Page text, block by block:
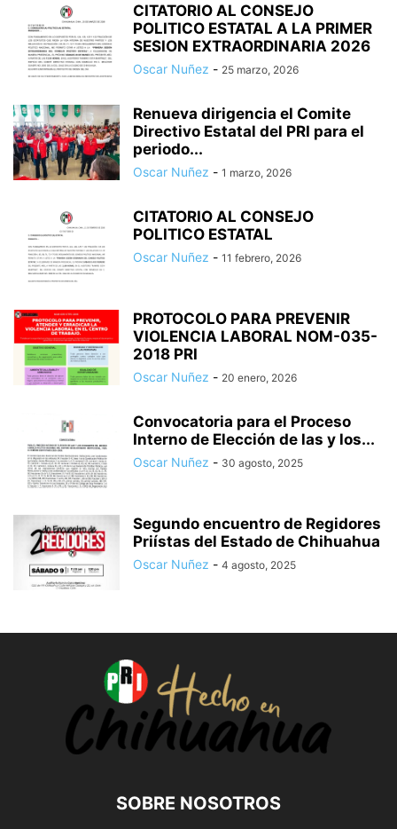
CITATORIO AL CONSEJO
POLITICO ESTATAL A LA PRIMER
SESION EXTRAORDINARIA 2026
Oscar Nuñez - 25 marzo, 2026
Renueva dirigencia el Comite
Directivo Estatal del PRI para el
periodo...
Oscar Nuñez - 1 marzo, 2026
CITATORIO AL CONSEJO
POLITICO ESTATAL
Oscar Nuñez - 11 febrero, 2026
PROTOCOLO PARA PREVENIR
VIOLENCIA LABORAL NOM-035-
2018 PRI
Oscar Nuñez - 20 enero, 2026
Convocatoria para el Proceso
Interno de Elección de las y los...
Oscar Nuñez - 30 agosto, 2025
Segundo encuentro de Regidores
Priístas del Estado de Chihuahua
Oscar Nuñez - 4 agosto, 2025
SOBRE NOSOTROS